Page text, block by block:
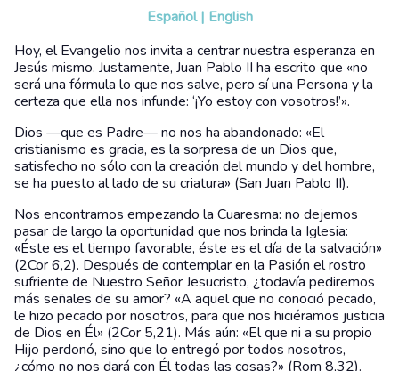
Español | English
Hoy, el Evangelio nos invita a centrar nuestra esperanza en
Jesús mismo. Justamente, Juan Pablo II ha escrito que «no
será una fórmula lo que nos salve, pero sí una Persona y la
certeza que ella nos infunde: ‘¡Yo estoy con vosotros!’».
Dios —que es Padre— no nos ha abandonado: «El
cristianismo es gracia, es la sorpresa de un Dios que,
satisfecho no sólo con la creación del mundo y del hombre,
se ha puesto al lado de su criatura» (San Juan Pablo II).
Nos encontramos empezando la Cuaresma: no dejemos
pasar de largo la oportunidad que nos brinda la Iglesia:
«Éste es el tiempo favorable, éste es el día de la salvación»
(2Cor 6,2). Después de contemplar en la Pasión el rostro
sufriente de Nuestro Señor Jesucristo, ¿todavía pediremos
más señales de su amor? «A aquel que no conoció pecado,
le hizo pecado por nosotros, para que nos hiciéramos justicia
de Dios en Él» (2Cor 5,21). Más aún: «El que ni a su propio
Hijo perdonó, sino que lo entregó por todos nosotros,
¿cómo no nos dará con Él todas las cosas?» (Rom 8,32).